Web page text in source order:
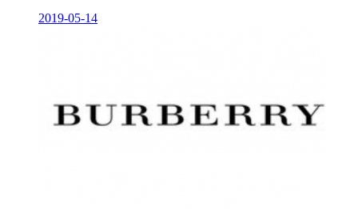
2019-05-14